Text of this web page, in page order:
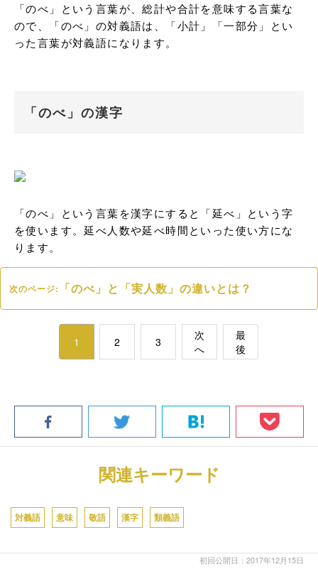
「のべ」という言葉が、総計や合計を意味する言葉な
ので、「のべ」の対義語は、「小計」「一部分」とい
った言葉が対義語になります。
「のべ」の漢字
「のべ」という言葉を漢字にすると「延べ」という字
を使います。延べ人数や延べ時間といった使い方にな
ります。
次のページ: 「のべ」と「実人数」の違いとは？
1 2 3
次
へ
最
後
関連キーワード
対義語 意味 敬語 漢字 類義語
初回公開日：2017年12月15日